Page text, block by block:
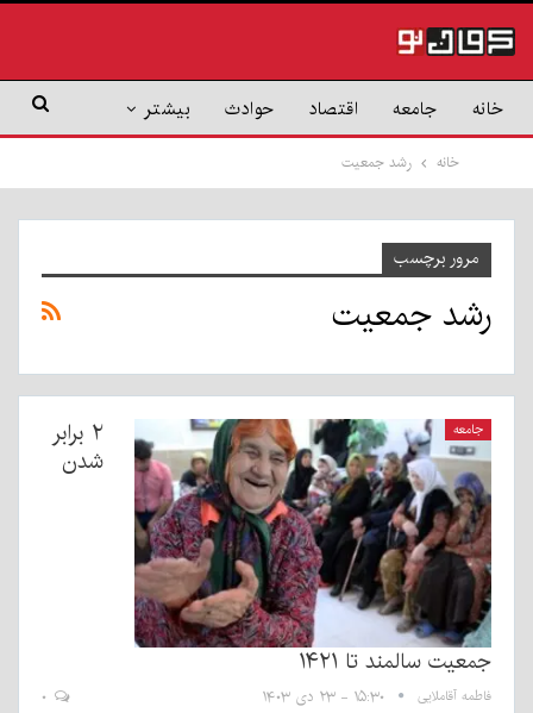
خانه جامعه اقتصاد حوادث بیشتر
خانه رشد جمعیت
مرور برچسب
رشد جمعیت
جامعه
۲ برابر
شدن
جمعیت سالمند تا ۱۴۲۱
فاطمه آقاملایی ۱۵:۳۰ - ۲۳ دی ۱۴۰۳